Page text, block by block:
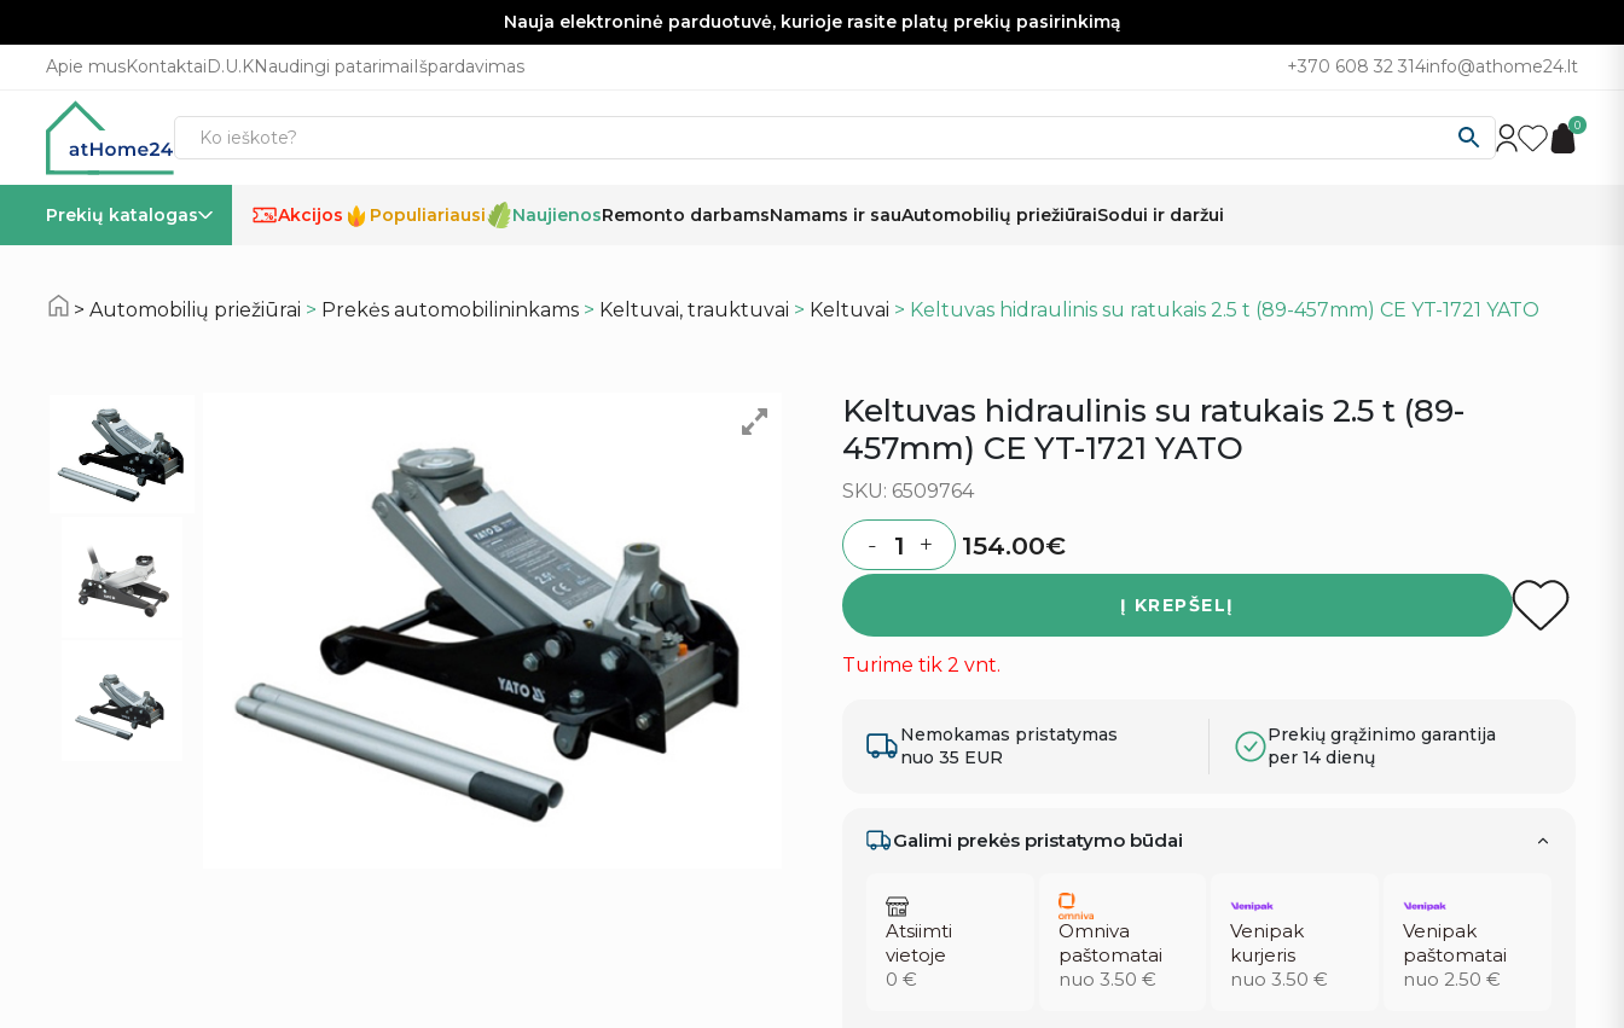
Nauja elektroninė parduotuvė, kurioje rasite platų prekių pasirinkimą
Apie musKontaktaiD.U.KNaudingi patarimaiIšpardavimas +370 608 32 314info@athome24.lt
0
Prekių katalogas % Akcijos Populiariausi NaujienosRemonto darbamsNamams ir sauAutomobilių priežiūraiSodui ir daržui
Automobilių priežiūrai > Prekės automobilininkams > Keltuvai, trauktuvai > Keltuvai > Keltuvas hidraulinis su ratukais 2.5 t (89-457mm) CE YT-1721 YATO
Keltuvas hidraulinis su ratukais 2.5 t (89-
457mm) CE YT-1721 YATO
SKU: 6509764
Quantity
- + 154.00€
Į KREPŠELĮ
Turime tik 2 vnt.
Nemokamas pristatymas
nuo 35 EUR
Prekių grąžinimo garantija
per 14 dienų
Galimi prekės pristatymo būdai
Atsiimti
vietoje
0 €
Omniva
paštomatai
nuo 3.50 €
Venipak
kurjeris
nuo 3.50 €
Venipak
paštomatai
nuo 2.50 €